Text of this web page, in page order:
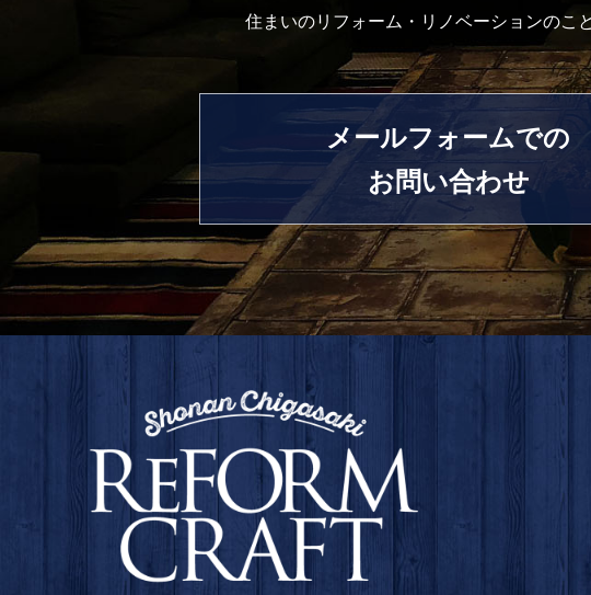
住まいのリフォーム・リノベーションのこ
メールフォームでの
お問い合わせ